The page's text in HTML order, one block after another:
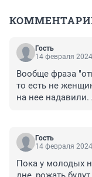
Гость
14 февраля
Вообще фраза
то есть не
на нее
Гость
14 февраля
Пока у молодых